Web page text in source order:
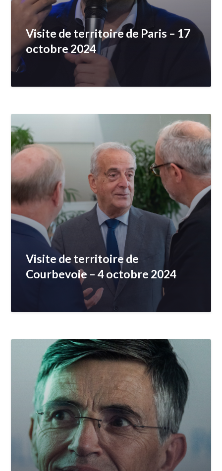
Visite de territoire de Paris – 17
octobre 2024
Visite de territoire de
Courbevoie – 4 octobre 2024